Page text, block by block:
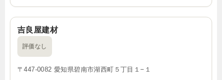
吉良屋建材
評価なし
〒447-0082 愛知県碧南市湖西町５丁目１−１